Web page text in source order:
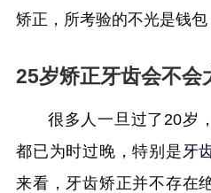
矫正，所考验的不光是钱包
25岁矫正牙齿会不会
很多人一旦过了20岁
都已为时过晚，特别是牙
来看，牙齿矫正并不存在